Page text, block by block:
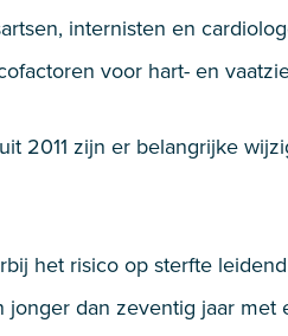
internisten en
voor hart- en
2011 zijn er belangrijke
het risico op sterfte
jonger dan zeventig jaar